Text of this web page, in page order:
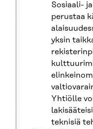
Sosiaali-
perustaa
yksin
Yhtiölle
teknisiä